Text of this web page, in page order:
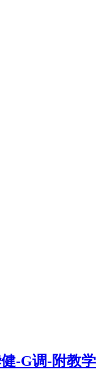
-G调-附教学